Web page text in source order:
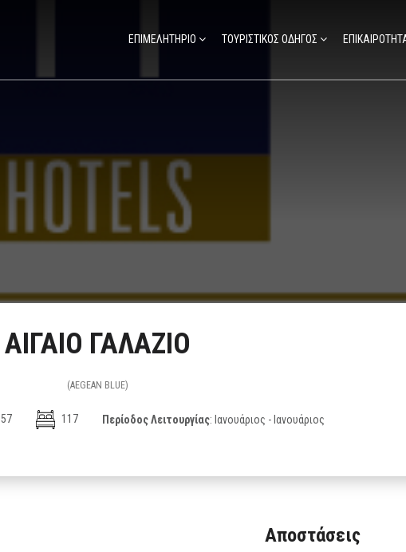
ΕΠΙΜΕΛΗΤΗΡΙΟ ΤΟΥΡΙΣΤΙΚΟΣ ΟΔΗΓΟΣ
ΑΙΓΑΙΟ ΓΑΛΑΖΙΟ
(AEGEAN BLUE)
57
117 Περίοδος Λειτουργίας: Ιανουάριος - Ιανουάριος
Αποστάσεις